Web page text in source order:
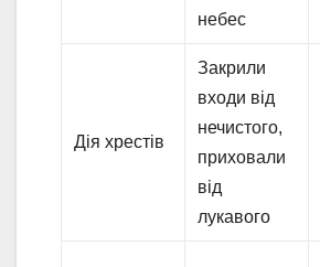
небес
Дія хрестів
Закрили
входи від
нечистого,
приховали
від
лукавого